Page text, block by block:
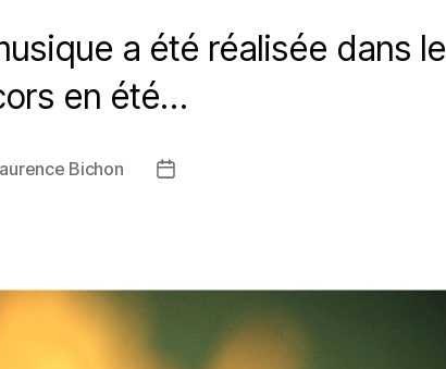
a été réalisée dans le
en été…
Bichon
Post